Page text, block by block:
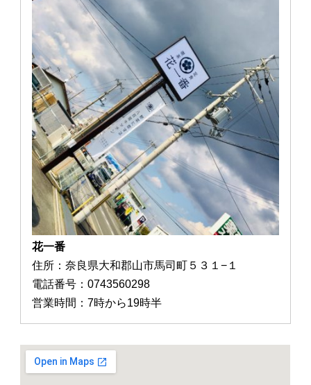
花一番
住所：奈良県大和郡山市馬司町５３１−１
電話番号：0743560298
営業時間：7時から19時半